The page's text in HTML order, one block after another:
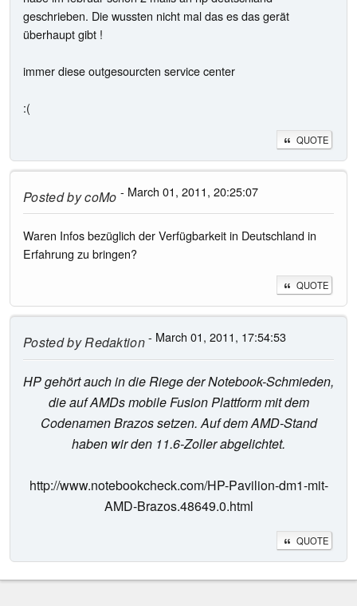
geschrieben. Die wussten nicht mal das es das gerät
überhaupt gibt !
immer diese outgesourcten service center
:(
QUOTE
Posted bycoMo - March 01, 2011, 20:25:07
Waren Infos bezüglich der Verfügbarkeit in Deutschland in
Erfahrung zu bringen?
QUOTE
Posted byRedaktion- March 01, 2011, 17:54:53
HP gehört auch in die Riege der Notebook-Schmieden,
die auf AMDs mobile Fusion Plattform mit dem
Codenamen Brazos setzen. Auf dem AMD-Stand
haben wir den 11.6-Zoller abgelichtet.
http://www.notebookcheck.com/HP-Pavilion-dm1-mit-
AMD-Brazos.48649.0.html
QUOTE